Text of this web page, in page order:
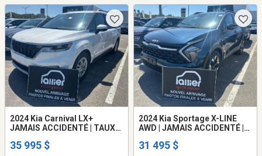
FORD TRANSIT
2024 Kia Carnival LX+
JAMAIS ACCIDENTÉ | TAUX
35 995 $
2024 Kia Sportage X-LINE
AWD | JAMAIS ACCIDENTÉ |
31 495 $